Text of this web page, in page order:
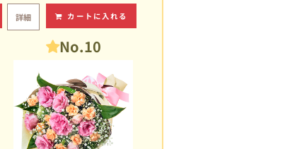
詳細 カートに入れる
No.10